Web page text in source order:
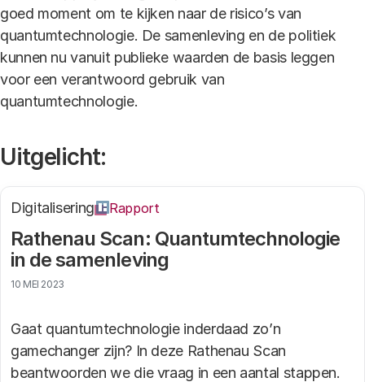
goed moment om te kijken naar de risico’s van
quantumtechnologie. De samenleving en de politiek
kunnen nu vanuit publieke waarden de basis leggen
voor een verantwoord gebruik van
quantumtechnologie.
Uitgelicht:
Rathenau Scan: Quantumtechnologie
in de samenleving
Digitalisering Rapport
10 MEI 2023
Gaat quantumtechnologie inderdaad zo’n
gamechanger zijn? In deze Rathenau Scan
beantwoorden we die vraag in een aantal stappen.